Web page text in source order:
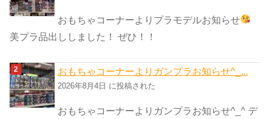
ー
おもちゃコーナーよりプラモデルお知らせ
美プラ品出ししました！ ぜひ！！
おもちゃコーナーよりガンプラお知らせ^_...
2026年8月4日 に投稿された
おもちゃコーナーよりガンプラお知らせ^_^ デ